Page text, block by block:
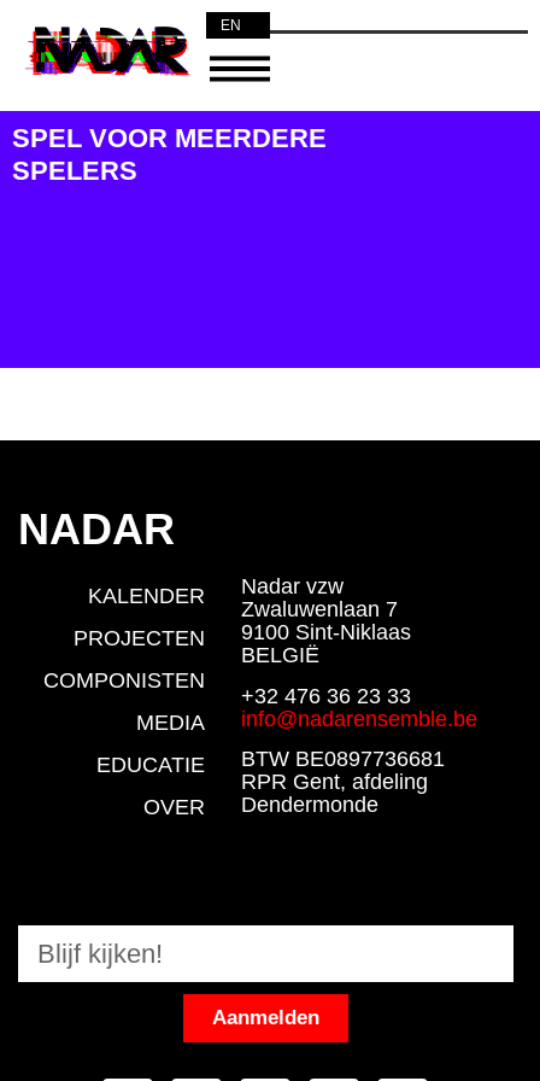
EN
SPEL VOOR MEERDERE
SPELERS
NADAR
KALENDER
PROJECTEN
COMPONISTEN
MEDIA
EDUCATIE
OVER
Nadar vzw
Zwaluwenlaan 7
9100 Sint-Niklaas
BELGIË
+32 476 36 23 33
info@nadarensemble.be
BTW BE0897736681
RPR Gent, afdeling
Dendermonde
Aanmelden